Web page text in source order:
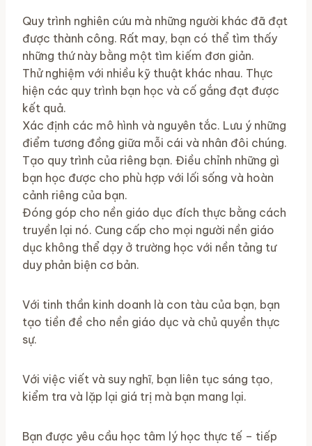
Quy trình nghiên cứu mà những người khác đã đạt
được thành công. Rất may, bạn có thể tìm thấy
những thứ này bằng một tìm kiếm đơn giản.
Thử nghiệm với nhiều kỹ thuật khác nhau. Thực
hiện các quy trình bạn học và cố gắng đạt được
kết quả.
Xác định các mô hình và nguyên tắc. Lưu ý những
điểm tương đồng giữa mỗi cái và nhân đôi chúng.
Tạo quy trình của riêng bạn. Điều chỉnh những gì
bạn học được cho phù hợp với lối sống và hoàn
cảnh riêng của bạn.
Đóng góp cho nền giáo dục đích thực bằng cách
truyền lại nó. Cung cấp cho mọi người nền giáo
dục không thể dạy ở trường học với nền tảng tư
duy phản biện cơ bản.
Với tinh thần kinh doanh là con tàu của bạn, bạn
tạo tiền đề cho nền giáo dục và chủ quyền thực
sự.
Với việc viết và suy nghĩ, bạn liên tục sáng tạo,
kiểm tra và lặp lại giá trị mà bạn mang lại.
Bạn được yêu cầu học tâm lý học thực tế – tiếp